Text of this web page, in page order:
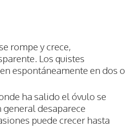
rompe y crece,
Los quistes
espontáneamente en dos o
ha salido el óvulo se
desaparece
puede crecer hasta